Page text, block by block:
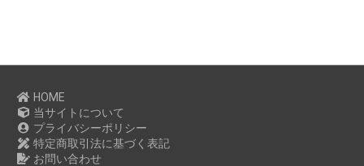
HOME
当サイトについて
プライバシーポリシー
特定商取引法に基づく表記
お問い合わせ